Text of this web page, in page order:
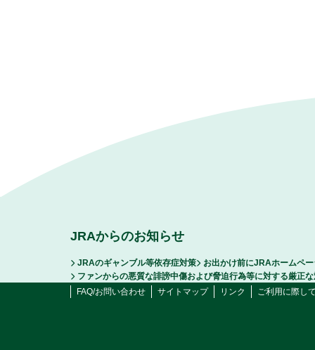
JRAからのお知らせ
JRAのギャンブル等依存症対策
お出かけ前にJRAホームペ
ファンからの悪質な誹謗中傷および脅迫行為等に対する厳正
FAQ/お問い合わせ
サイトマップ リンク ご利用に際し